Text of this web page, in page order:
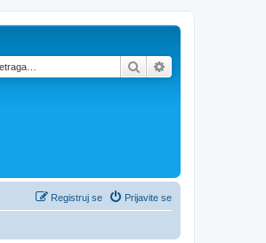
Pretraga
Prijavite se
Registruj se